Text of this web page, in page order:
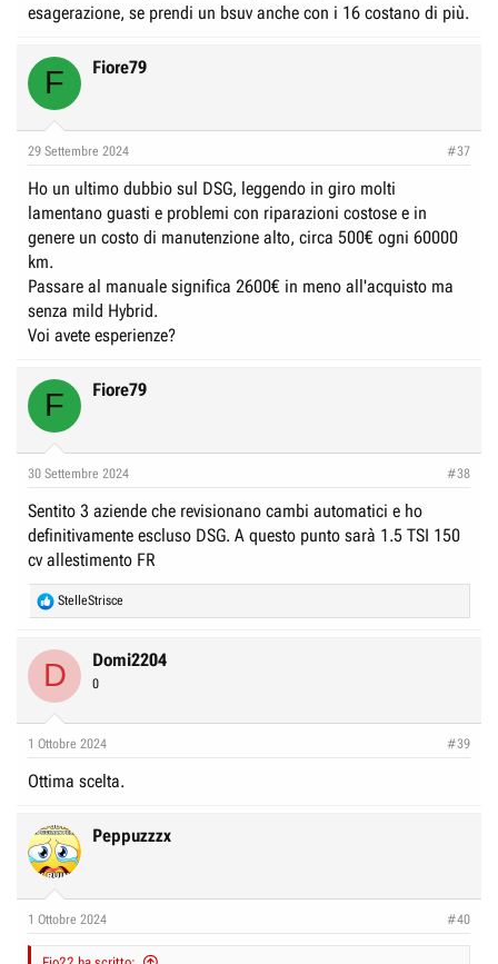
esagerazione, se prendi un bsuv anche con i 16 costano di più.
F Fiore79
29 Settembre 2024 #37
Ho un ultimo dubbio sul DSG, leggendo in giro molti
lamentano guasti e problemi con riparazioni costose e in
genere un costo di manutenzione alto, circa 500€ ogni 60000
km.
Passare al manuale significa 2600€ in meno all'acquisto ma
senza mild Hybrid.
Voi avete esperienze?
F Fiore79
30 Settembre 2024 #38
Sentito 3 aziende che revisionano cambi automatici e ho
definitivamente escluso DSG. A questo punto sarà 1.5 TSI 150
cv allestimento FR
R
e
c
s
StelleStrisce
D Domi2204
0
1 Ottobre 2024 #39
Ottima scelta.
Peppuzzzx
1 Ottobre 2024 #40